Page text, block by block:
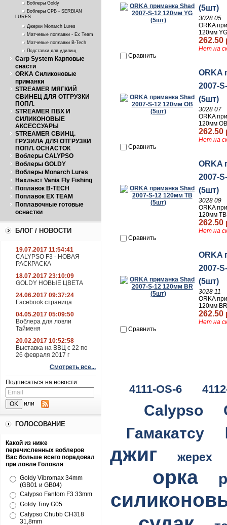
Воблеры Goldy
Воблеры СРВ - SERBIAN
LURES
Джерки Monarch Lures
Матчевые поплавки - Ex Team
Матчевые поплавки B-Tech
Подставки для удилищ
Carp System Карповые
снасти
ORKA Силиконовые
приманки
STREAMER МЯГКИЙ
СВИНЕЦ ДЛЯ ОТГРУЗКИ
ПОПЛ.
STREAMER ПВХ И
СИЛИКОНОВЫЕ
АКСЕССУАРЫ
STREAMER СВИНЦ.
ГРУЗИЛА ДЛЯ ОТГРУЗКИ
ПОПЛ. ОСНАСТОК
Воблеры CALYPSO
Воблеры GOLDY
Воблеры Monarch Lures
Нахлыст Vania Fly Fishing
Поплавок B-TECH
Поплавок EX TEAM
Поплавочные готовые
оснастки
БЛОГ / НОВОСТИ
19.07.2017 11:54:41
CALYPSO F3 - НОВАЯ
РАСКРАСКА
18.07.2017 23:10:09
GOLDY НОВЫЕ ЦВЕТА
24.06.2017 09:37:24
Facebook страница
04.05.2017 05:09:50
Воблера для ловли
Тайменя
20.02.2017 10:52:58
Выставка на ВВЦ с 22 по
26 февраля 2017 г
Смотреть все...
Подписаться на новости:
или
ГОЛОСОВАНИЕ
Какой из ниже
перечисленных воблеров
Вас больше всего порадовал
при ловле Головля
Goldy Vibromax 34mm
(GB01 и GB04)
Calypso Fantom F3 33mm
Goldy Tiny G05
Calypso Chubb CH318
31,8mm
(5шт)
3028 05
ORKA
120мм
262.50
Нет на
Сравнить
ORKA
2007-
(5шт)
3028 07
ORKA
120мм
262.50
Нет на
Сравнить
ORKA
2007-
(5шт)
3028 09
ORKA
120мм
262.50
Нет на
Сравнить
ORKA
2007-
(5шт)
3028 11
ORKA
120мм
262.50
Нет на
Сравнить
4111-OS-6
Calypso
Гамакатсу
джиг
жерех
орка